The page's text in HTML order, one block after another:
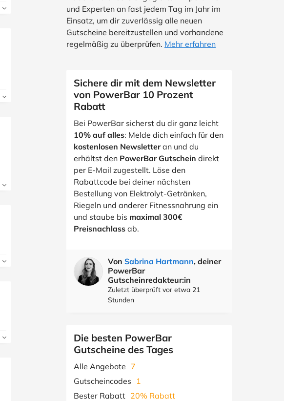
und Experten an fast jedem Tag im Jahr im
Einsatz, um dir zuverlässig alle neuen
Gutscheine bereitzustellen und vorhandene
regelmäßig zu überprüfen. Mehr erfahren
Sichere dir mit dem Newsletter
von PowerBar 10 Prozent
Rabatt
Bei PowerBar sicherst du dir ganz leicht
10% auf alles: Melde dich einfach für den
kostenlosen Newsletteran und du
erhältst den PowerBar Gutschein direkt
per E-Mail zugestellt. Löse den
Rabattcode bei deiner nächsten
Bestellung von Elektrolyt-Getränken,
Riegeln und anderer Fitnessnahrung ein
und staube bis maximal 300€
Preisnachlass ab.
Von Sabrina Hartmann, deiner
PowerBar
Gutscheinredakteur:in
Zuletzt überprüft vor etwa 21
Stunden
Die besten PowerBar
Gutscheine des Tages
Alle Angebote 7
Gutscheincodes
1
Bester Rabatt 20% Rabatt